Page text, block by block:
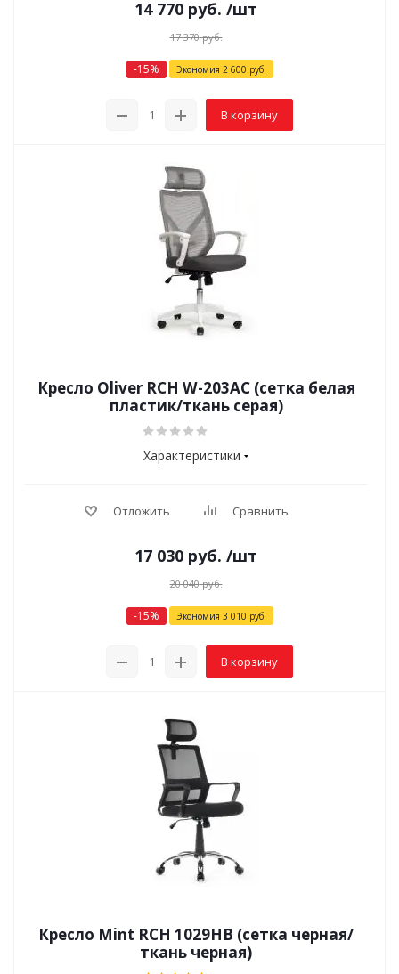
14 770 руб. /шт
17 370руб.
-15% Экономия 2 600 руб.
В корзину
Кресло Oliver RCH W-203AC (сетка белая
пластик/ткань серая)
Характеристики
Отложить Сравнить
17 030 руб. /шт
20 040руб.
-15% Экономия 3 010 руб.
В корзину
Кресло Mint RCH 1029HB (сетка черная/
ткань черная)